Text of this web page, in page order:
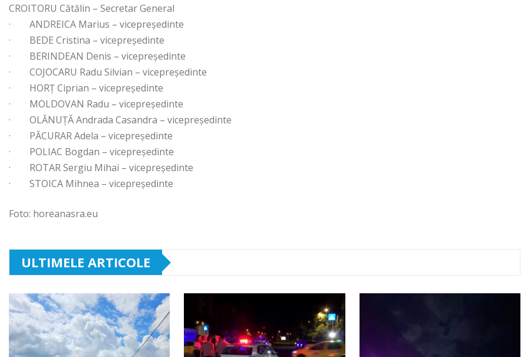
CROITORU Cătălin – Secretar General
· ANDREICA Marius – vicepreședinte
· BEDE Cristina – vicepreședinte
· BERINDEAN Denis – vicepreședinte
· COJOCARU Radu Silvian – vicepreședinte
· HORȚ Ciprian – vicepreședinte
· MOLDOVAN Radu – vicepreședinte
· OLĂNUȚĂ Andrada Casandra – vicepreședinte
· PĂCURAR Adela – vicepreședinte
· POLIAC Bogdan – vicepreședinte
· ROTAR Sergiu Mihai – vicepreședinte
· STOICA Mihnea – vicepreședinte
Foto: horeanasra.eu
ULTIMELE ARTICOLE